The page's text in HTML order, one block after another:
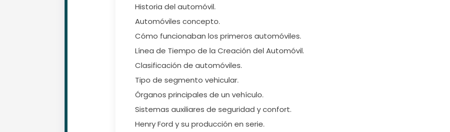
Historia del automóvil.
Automóviles concepto.
Cómo funcionaban los primeros automóviles.
Línea de Tiempo de la Creación del Automóvil.
Clasificación de automóviles.
Tipo de segmento vehicular.
Órganos principales de un vehículo.
Sistemas auxiliares de seguridad y confort.
Henry Ford y su producción en serie.